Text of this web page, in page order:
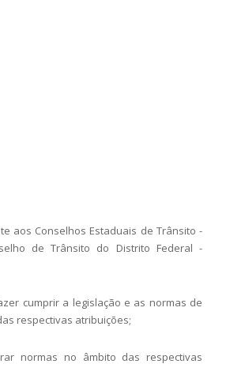
Conselhos Estaduais de Trânsito -
de Trânsito do Distrito Federal -
cumprir a legislação e as normas de
respectivas atribuições;
no âmbito das respectivas